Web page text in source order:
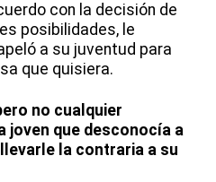
con la decisión de
posibilidades, le
a su juventud para
que quisiera.
no cualquier
joven que desconocía a
la contraria a su